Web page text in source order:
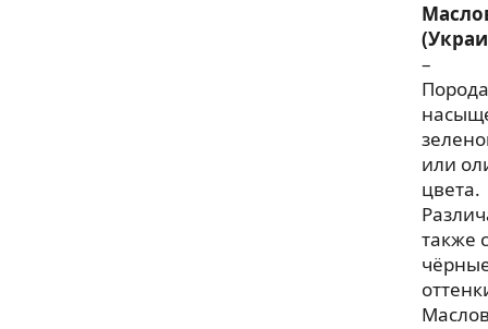
–
Порода
или
цвета.
также